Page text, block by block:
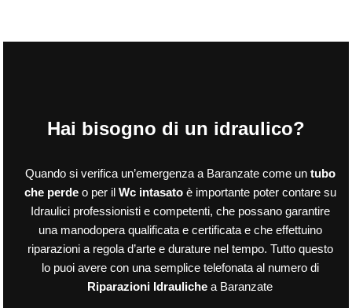
Hai bisogno di un idraulico?
Quando si verifica un’emergenza a Baranzate come un tubo
che perdeo per il Wc intasatoè importante poter contare su
Idraulici professionisti e competenti, che possano garantire
una manodopera qualificata e certificata e che effettuino
riparazioni a regola d’arte e durature nel tempo. Tutto questo
lo puoi avere con una semplice telefonata al numero di
Riparazioni Idrauliche a Baranzate